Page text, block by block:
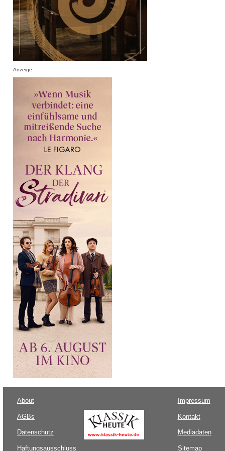
Anzeige
About
AGBs
Datenschutz
Haftungsausschluss
Impressum
Kontakt
Mediadaten
Sitemap